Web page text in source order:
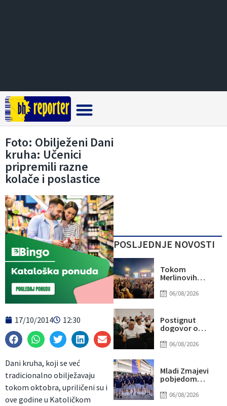
Foto: Obilježeni Dani
kruha: Učenici
pripremili razne
kolače i poslastice
17/10/2014 12:30
Dani kruha, koji se već
tradicionalno obilježavaju
tokom oktobra, upriličeni su i
ove godine u Katoličkom
POSLJEDNJE NOVOSTI
Tokom
Merlinovih
gotovo 156
06/08/2026
Postignut
dogovor o
koracima za
otpuštenih
radnika
Komunalnog
06/08/2026
Mladi Zmajevi
pobjedom
poruku na
06/08/2026